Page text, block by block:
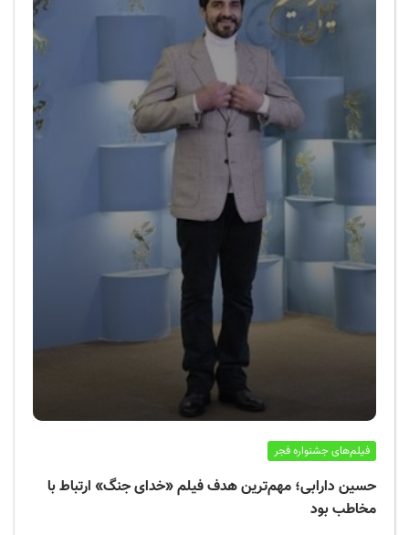
فیلم‌های جشنواره فجر
حسین دارابی؛ مهم‌ترین هدف فیلم «خدای جنگ» ارتباط با
مخاطب بود